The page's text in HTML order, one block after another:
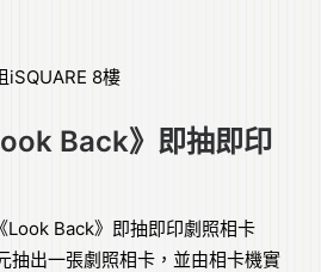
iSQUARE 8樓
Back》即抽即印
Look Back》即抽即印劇照相卡
抽出一張劇照相卡，並由相卡機實